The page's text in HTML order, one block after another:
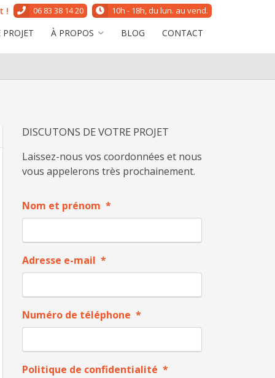
! 06 83 38 14 20 10h - 18h, du lun. au vend.
À PROPOS BLOG CONTACT
DISCUTONS DE VOTRE PROJET
Laissez-nous vos coordonnées et nous
vous appelerons très prochainement.
Nom et prénom *
Adresse e-mail *
Numéro de téléphone *
Politique de confidentialité *